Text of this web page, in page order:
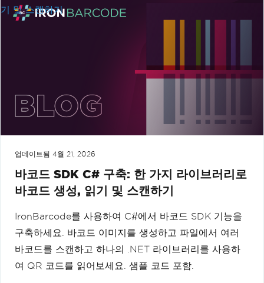
업데이트됨 4월 21, 2026
바코드 SDK C# 구축: 한 가지 라이브러리로
바코드 생성, 읽기 및 스캔하기
IronBarcode를 사용하여 C#에서 바코드 SDK 기능을
구축하세요. 바코드 이미지를 생성하고 파일에서 여러
바코드를 스캔하고 하나의 .NET 라이브러리를 사용하
여 QR 코드를 읽어보세요. 샘플 코드 포함.